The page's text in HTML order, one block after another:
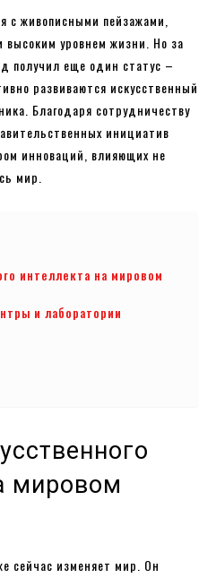
с живописными пейзажами,
высоким уровнем жизни. Но за
получил еще один статус –
развиваются искусственный
Благодаря сотрудничеству
инициатив
инноваций, влияющих не
мир.
интеллекта на мировом
и лаборатории
мировом
сейчас изменяет мир. Он